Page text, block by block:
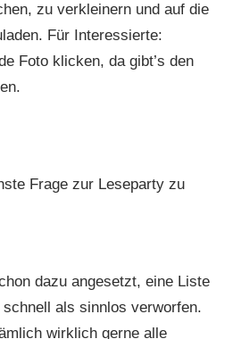
zu verkleinern und auf die
Für Interessierte:
Foto klicken, da gibt’s den
Frage zur Leseparty zu
dazu angesetzt, eine Liste
als sinnlos verworfen.
wirklich gerne alle